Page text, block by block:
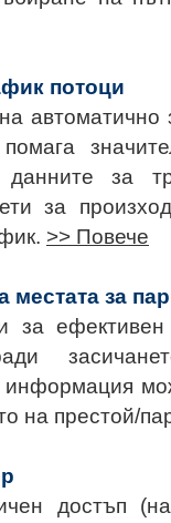
потоци
данните за
за
>> Повече
местата за
за
информация
на престой/
достъп